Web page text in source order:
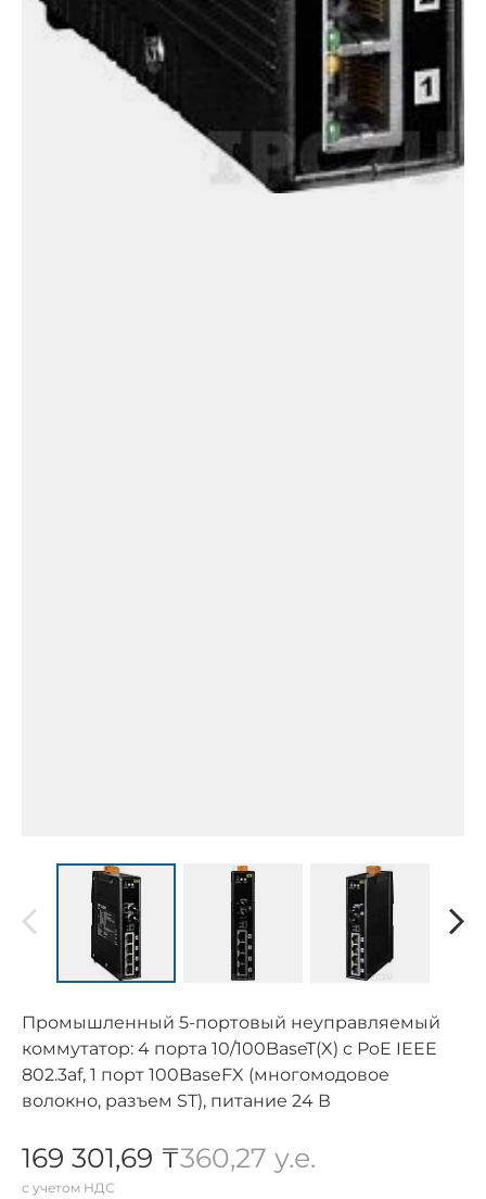
Промышленный 5-портовый неуправляемый
коммутатор: 4 порта 10/100BaseT(X) c PoE IEEE
802.3af, 1 порт 100BaseFX (многомодовое
волокно, разъем ST), питание 24 В
169 301,69 ₸360,27 у.е.
с учетом НДС